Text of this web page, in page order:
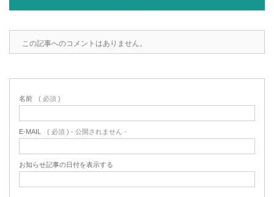
この記事へのコメントはありません。
名前 ( 必須 )
E-MAIL ( 必須 ) - 公開されません -
お知らせ記事の日付を表示する